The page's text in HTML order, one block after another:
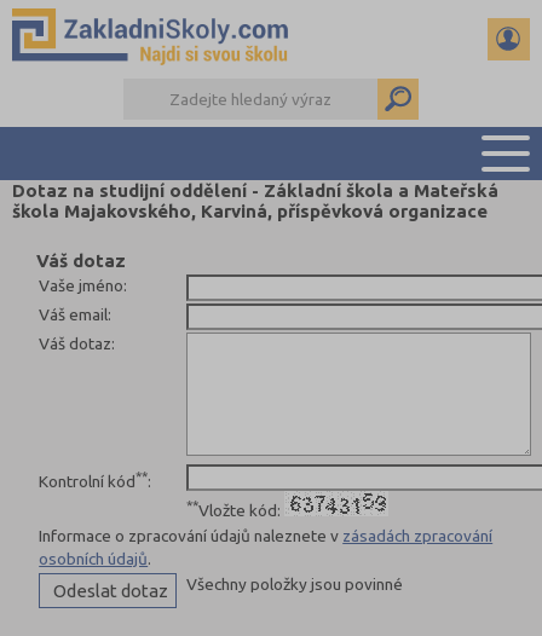
PŘEHLED ŠKOL
RADY A ČLÁNKY
ČTENÁŘSKÝ DENÍK
Dotaz na studijní oddělení - Základní škola a Mateřská
škola Majakovského, Karviná, příspěvková organizace
Váš dotaz
Vaše jméno:
Váš email:
Váš dotaz:
Kontrolní kód**:
**Vložte kód:
Informace o zpracování údajů naleznete v zásadách zpracování
osobních údajů.
Všechny položky jsou povinné